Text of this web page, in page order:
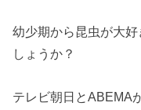
幼少期から昆虫が大
しょうか？
テレビ朝日とABEMA